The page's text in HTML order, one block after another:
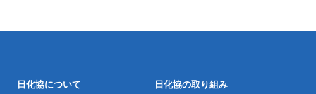
日化協について 日化協の取り組み